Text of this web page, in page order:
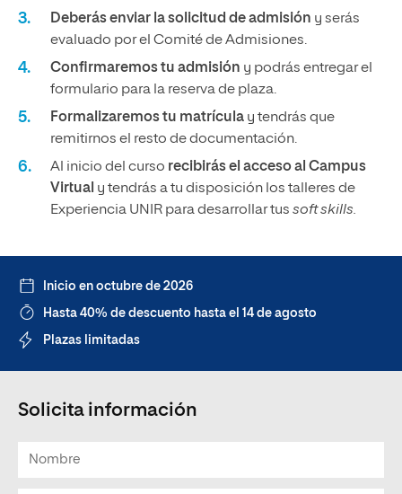
Deberás enviar la solicitud de admisión y serás
evaluado por el Comité de Admisiones.
Confirmaremos tu admisión y podrás entregar el
formulario para la reserva de plaza.
Formalizaremos tu matrícula y tendrás que
remitirnos el resto de documentación.
Al inicio del curso recibirás el acceso al Campus
Virtual y tendrás a tu disposición los talleres de
Experiencia UNIR para desarrollar tus soft skills.
Inicio en octubre de 2026
Hasta 40% de descuento hasta el 14 de agosto
Plazas limitadas
Solicita información